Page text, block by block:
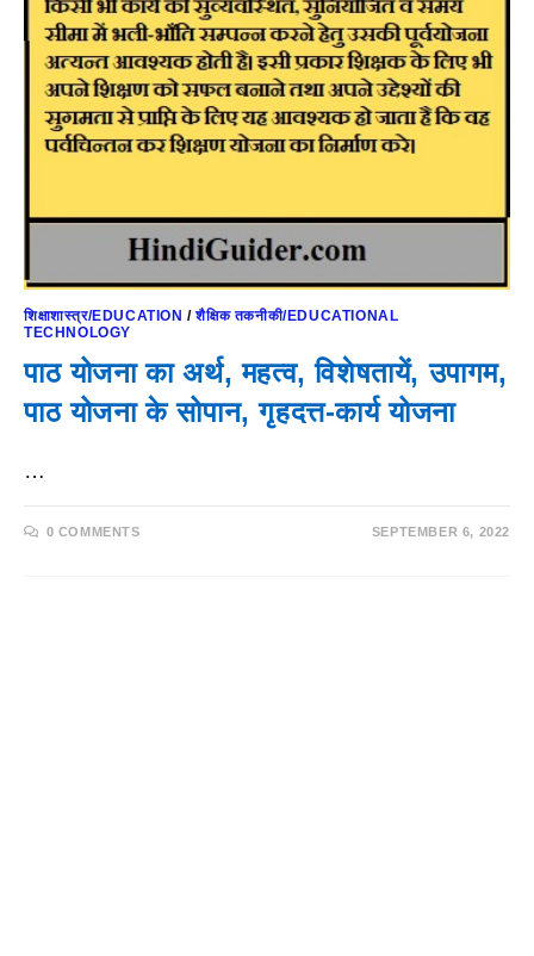
शिक्षाशास्त्र/EDUCATION /शैक्षिक तकनीकी/EDUCATIONAL
TECHNOLOGY
पाठ योजना का अर्थ, महत्व, विशेषतायें, उपागम,
पाठ योजना के सोपान, गृहदत्त-कार्य योजना
…
0 COMMENTS SEPTEMBER 6, 2022